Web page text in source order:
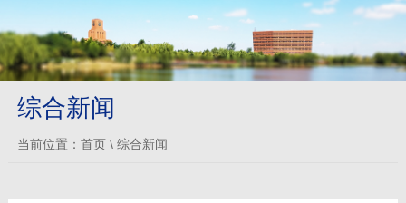
综合新闻
当前位置： 首页\ 综合新闻